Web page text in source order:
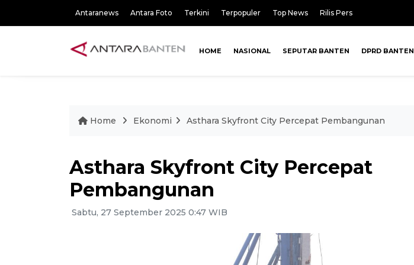
Antaranews Antara Foto Terkini Terpopuler Top News Rilis Pers
HOME NASIONAL SEPUTAR BANTEN DPRD BANTEN
Home Ekonomi Asthara Skyfront City Percepat Pembangunan
Asthara Skyfront City Percepat
Pembangunan
Sabtu, 27 September 2025 0:47 WIB